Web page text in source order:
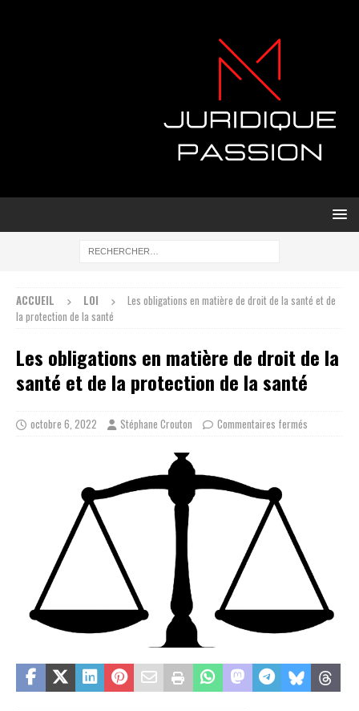
ACCUEIL LOI
Les obligations en matière de droit de la santé et de
la protection de la santé
Les obligations en matière de droit de la
santé et de la protection de la santé
octobre 6, 2022 Stéphane Crouton Commentaires fermés